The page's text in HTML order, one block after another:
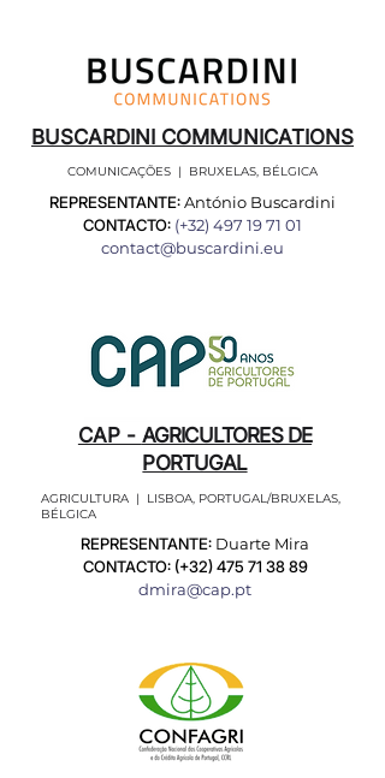
BUSCARDINI COMMUNICATIONS
COMUNICAÇÕES | BRUXELAS, BÉLGICA
REPRESENTANTE:António Buscardini
CONTACTO: (+32) 497 19 71 01
contact@buscardini.eu
CAP - AGRICULTORES DE
PORTUGAL
AGRICULTURA | LISBOA, PORTUGAL/BRUXELAS,
BÉLGICA
REPRESENTANTE: Duarte Mira
CONTACTO: (+32)475 71 38 89
dmira@cap.pt